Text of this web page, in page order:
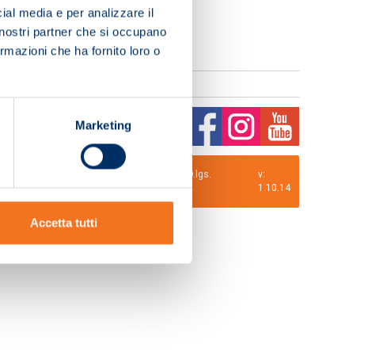
media e per analizzare il
partner che si occupano
che ha fornito loro o
Marketing
Accetta tutti
i.v. La Società adotta il Codice Etico D.lgs.
v:
1.10.14